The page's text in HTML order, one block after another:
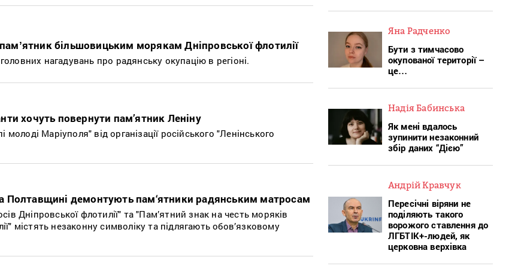
більшовицьким морякам Дніпровської флотилії
нагадувань про радянську окупацію в регіоні.
хочуть повернути пам’ятник Леніну
молоді Маріуполя" від організації російського "Ленінського
Полтавщині демонтують пам‘ятники радянським матросам
Дніпровської флотилії" та "Пам’ятний знак на честь моряків
містять незаконну символіку та підлягають обов’язковому
Яна Радченко
Бути з тимчасово
окупованої території –
це…
Надія Бабинська
Як мені вдалось
зупинити незаконний
збір даних “Дією”
Андрій Кравчук
Пересічні віряни не
поділяють такого
ворожого ставлення до
ЛГБТІК+-людей, як
церковна верхівка